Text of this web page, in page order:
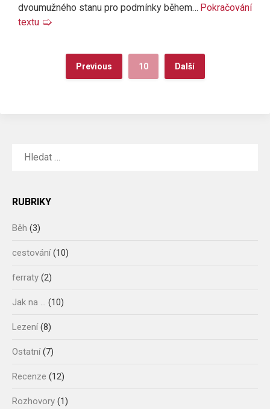
dvoumužného stanu pro podmínky během… Pokračování
textu 🢡
Previous 10 Další
VYHLEDÁVÁNÍ
RUBRIKY
Běh (3)
cestování(10)
ferraty (2)
Jak na … (10)
Lezení(8)
Ostatní(7)
Recenze (12)
Rozhovory (1)